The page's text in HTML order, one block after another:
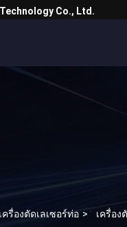
Co., Ltd.
เครื่องตัดเลเซอร์ท่อ > เครื่อง